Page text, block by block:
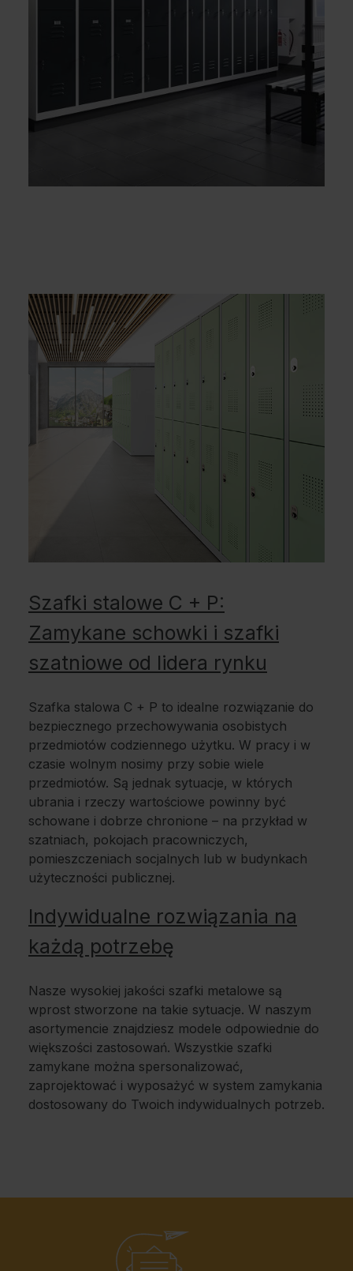
Szafki stalowe C + P:
Zamykane schowki i szafki
szatniowe od lidera rynku
Szafka stalowa C + P to idealne rozwiązanie do
bezpiecznego przechowywania osobistych
przedmiotów codziennego użytku. W pracy i w
czasie wolnym nosimy przy sobie wiele
przedmiotów. Są jednak sytuacje, w których
ubrania i rzeczy wartościowe powinny być
schowane i dobrze chronione – na przykład w
szatniach, pokojach pracowniczych,
pomieszczeniach socjalnych lub w budynkach
użyteczności publicznej.
Indywidualne rozwiązania na
każdą potrzebę
Nasze wysokiej jakości szafki metalowe są
wprost stworzone na takie sytuacje. W naszym
asortymencie znajdziesz modele odpowiednie do
większości zastosowań. Wszystkie szafki
zamykane można spersonalizować,
zaprojektować i wyposażyć w system zamykania
dostosowany do Twoich indywidualnych potrzeb.